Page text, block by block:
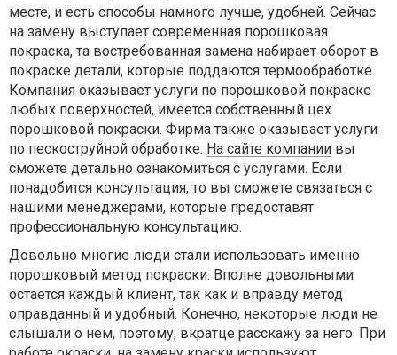
месте, и есть способы намного лучше, удобней. Сейчас
на замену выступает современная порошковая
покраска, та востребованная замена набирает оборот в
покраске детали, которые поддаются термообработке.
Компания оказывает услуги по порошковой покраске
любых поверхностей, имеется собственный цех
порошковой покраски. Фирма также оказывает услуги
по пескоструйной обработке. На сайте компании вы
сможете детально ознакомиться с услугами. Если
понадобится консультация, то вы сможете связаться с
нашими менеджерами, которые предоставят
профессиональную консультацию.
Довольно многие люди стали использовать именно
порошковый метод покраски. Вполне довольными
остается каждый клиент, так как и вправду метод
оправданный и удобный. Конечно, некоторые люди не
слышали о нем, поэтому, вкратце расскажу за него. При